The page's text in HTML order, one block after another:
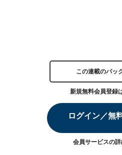
この連載のバッ
新規無料会員登録
ログイン／無
会員サービスの